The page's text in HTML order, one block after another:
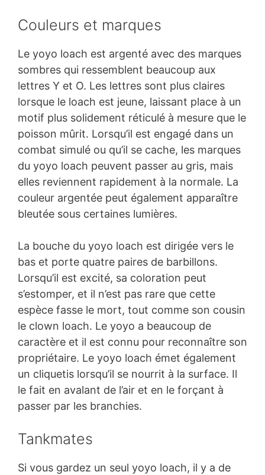
Couleurs et marques
Le yoyo loach est argenté avec des marques
sombres qui ressemblent beaucoup aux
lettres Y et O. Les lettres sont plus claires
lorsque le loach est jeune, laissant place à un
motif plus solidement réticulé à mesure que le
poisson mûrit. Lorsqu’il est engagé dans un
combat simulé ou qu’il se cache, les marques
du yoyo loach peuvent passer au gris, mais
elles reviennent rapidement à la normale. La
couleur argentée peut également apparaître
bleutée sous certaines lumières.
La bouche du yoyo loach est dirigée vers le
bas et porte quatre paires de barbillons.
Lorsqu’il est excité, sa coloration peut
s’estomper, et il n’est pas rare que cette
espèce fasse le mort, tout comme son cousin
le clown loach. Le yoyo a beaucoup de
caractère et il est connu pour reconnaître son
propriétaire. Le yoyo loach émet également
un cliquetis lorsqu’il se nourrit à la surface. Il
le fait en avalant de l’air et en le forçant à
passer par les branchies.
Tankmates
Si vous gardez un seul yoyo loach, il y a de